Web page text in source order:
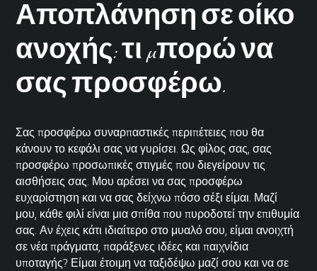
Αποπλάνηση σε οίκο
ανοχής: τι μπορώ να
σας προσφέρω.
Σας προσφέρω συναρπαστικές περιπέτειες που θα
κάνουν το κεφάλι σας να γυρίσει. Ως φίλος σας, σας
προσφέρω προσωπικές στιγμές που διεγείρουν τις
αισθήσεις σας. Μου αρέσει να σας προσφέρω
ευχαρίστηση και να σας δείχνω πόσο σέξι είμαι. Μαζί
μου, κάθε φιλί είναι μια σπίθα που πυροδοτεί την επιθυμία
σας. Αν έχεις κάτι ιδιαίτερο στο μυαλό σου, είμαι ανοιχτή
σε νέα πράγματα, παράξενες ιδέες καιπαιχνίδια
υποταγής? Είμαι έτοιμη να ταξιδέψω μαζί σου και να σε